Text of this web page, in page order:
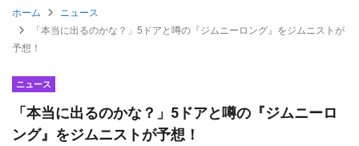
ホーム
ニュース
「本当に出るのかな？」5ドアと噂の『ジムニーロング』をジムニストが
予想！
ニュース
「本当に出るのかな？」5ドアと噂の『ジムニーロ
ング』をジムニストが予想！